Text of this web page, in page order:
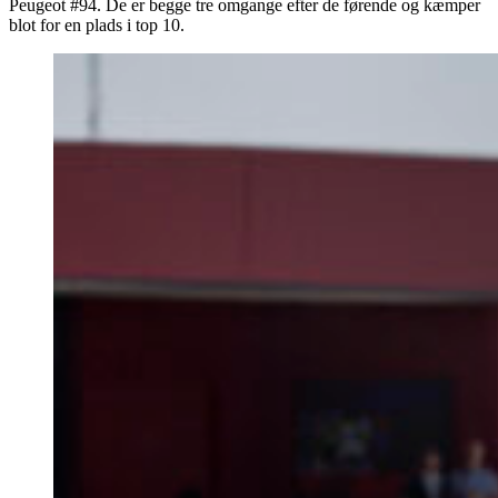
Peugeot #94. De er begge tre omgange efter de førende og kæmper
blot for en plads i top 10.